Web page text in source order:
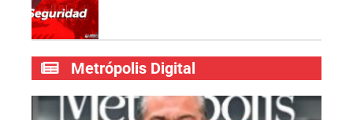
Metrópolis Digital